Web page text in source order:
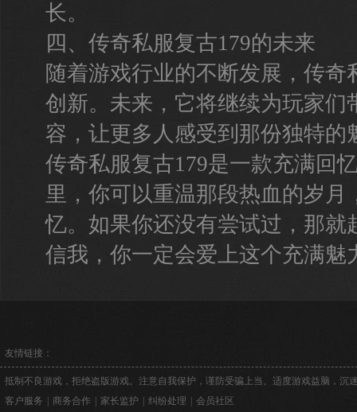
长。
四、传奇私服复古179的未来
随着游戏行业的不断发展，传奇
创新。未来，它将继续为玩家们
容，让更多人感受到那份独特的
传奇私服复古179是一款充满回
里，你可以重温那段热血的岁月
忆。如果你还没有尝试过，那就
信我，你一定会爱上这个充满魅
友情链接：
抵制不良游戏，拒绝盗版游戏。注意自我保护，谨防受骗上当。适度游戏益脑，沉
客户服务
商务合作 家长监护 纠纷处理
会员社区